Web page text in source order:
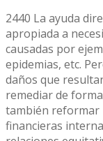
2440 La ayuda
apropiada a
causadas por
epidemias, etc.
daños que
remediar de
también reformar
financieras